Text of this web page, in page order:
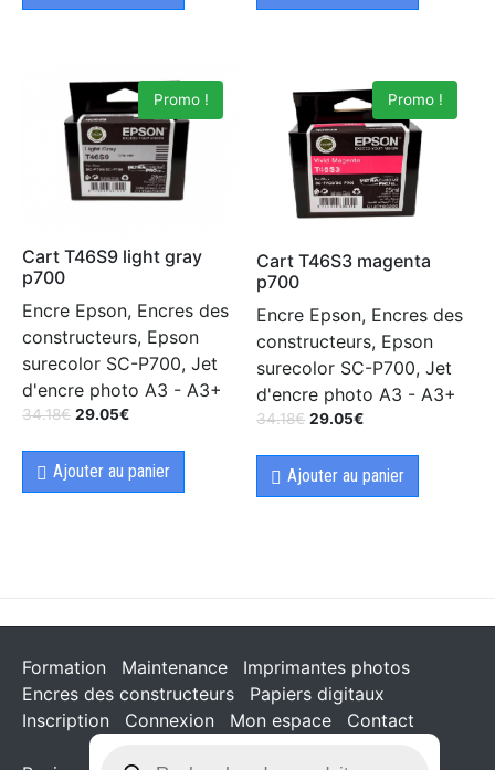
Promo !
Cart T46S9 light gray
p700
Encre Epson, Encres des
constructeurs, Epson
surecolor SC-P700, Jet
d'encre photo A3 - A3+
34.18€ 29.05€
Ajouter au panier
Promo !
Cart T46S3 magenta
p700
Encre Epson, Encres des
constructeurs, Epson
surecolor SC-P700, Jet
d'encre photo A3 - A3+
34.18€ 29.05€
Ajouter au panier
Formation Maintenance
Imprimantes photos
Encres des constructeurs
Papiers digitaux
Inscription
Connexion Mon espace Contact